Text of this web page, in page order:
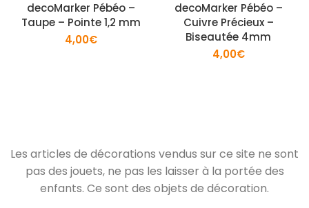
decoMarker Pébéo –
Taupe – Pointe 1,2 mm
4,00€
decoMarker Pébéo –
Cuivre Précieux –
Biseautée 4mm
4,00€
Les articles de décorations vendus sur ce site ne sont
pas des jouets, ne pas les laisser à la portée des
enfants. Ce sont des objets de décoration.